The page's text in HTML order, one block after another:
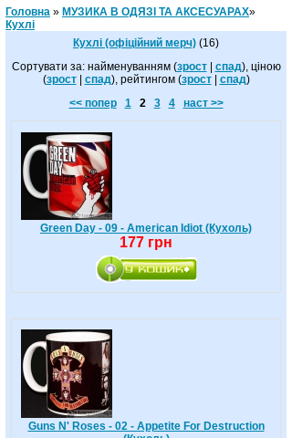
Головна » МУЗИКА В ОДЯЗІ ТА АКСЕСУАРАХ»
Кухлі
Кухлі (офіційний мерч) (16)
Сортувати за: найменуванням (зрост| спад), ціною
(зрост| спад), рейтингом (зрост| спад)
<< попер
1 2 3 4 наст >>
Green Day - 09 - American Idiot (Кухоль)
177 грн
Guns N' Roses - 02 - Appetite For Destruction